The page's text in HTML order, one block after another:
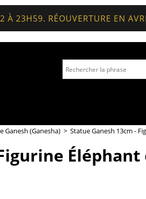
À 23H59. RÉOUVERTURE EN
Ganesh (Ganesha) > Statue Ganesh 13cm -
Éléphant